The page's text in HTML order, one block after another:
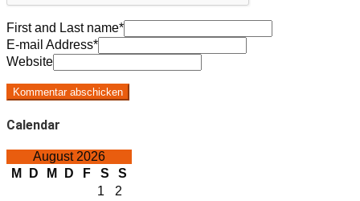
First and Last name*
E-mail Address*
Website
Calendar
August 2026
M
D M D F S
S
1
2